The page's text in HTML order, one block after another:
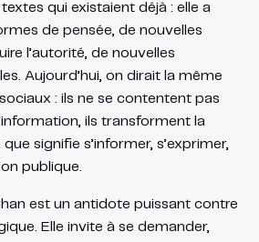
qui existaient déjà : elle a
de pensée, de nouvelles
l’autorité, de nouvelles
Aujourd’hui, on dirait la même
: ils ne se contentent pas
ils transforment la
signifie s’informer, s’exprimer,
publique.
est un antidote puissant contre
Elle invite à se demander,